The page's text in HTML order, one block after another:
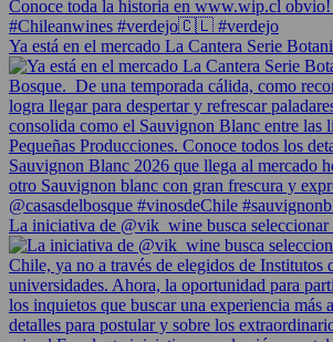
Ya está en el mercado La Cantera Serie
La iniciativa de @vik_wine busca seleccionar